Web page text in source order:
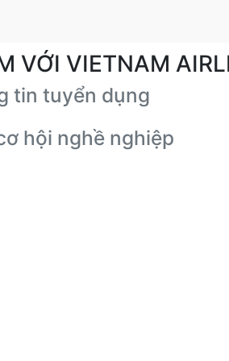
VỚI VIETNAM
tin tuyển dụng
hội nghề nghiệp